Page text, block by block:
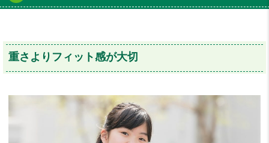
重さよりフィット感が大切